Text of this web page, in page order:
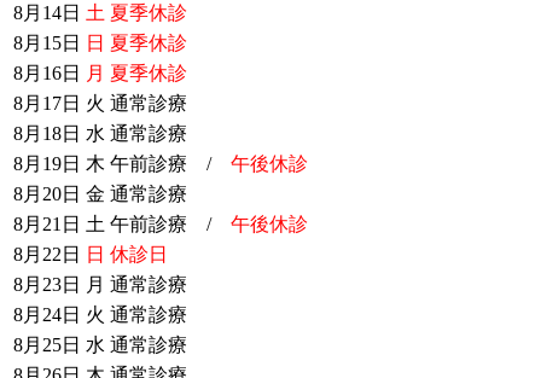
8月14日 土 夏季休診
8月15日
日 夏季休診
8月16日
月 夏季休診
8月17日 火 通常診療
8月18日 水 通常診療
8月19日 木 午前診療 / 午後休診
8月20日 金 通常診療
8月21日 土 午前診療 / 午後休診
8月22日
日 休診日
8月23日
月 通常診療
8月24日 火 通常診療
8月25日 水 通常診療